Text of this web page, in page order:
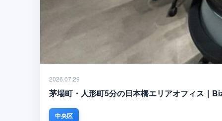
2026.07.29
茅場町・人形町5分の日本橋エリアオフィス｜
中央区